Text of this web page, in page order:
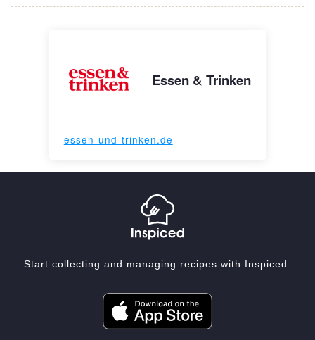
Essen & Trinken
essen-und-trinken.de
Start collecting and managing recipes with Inspiced.